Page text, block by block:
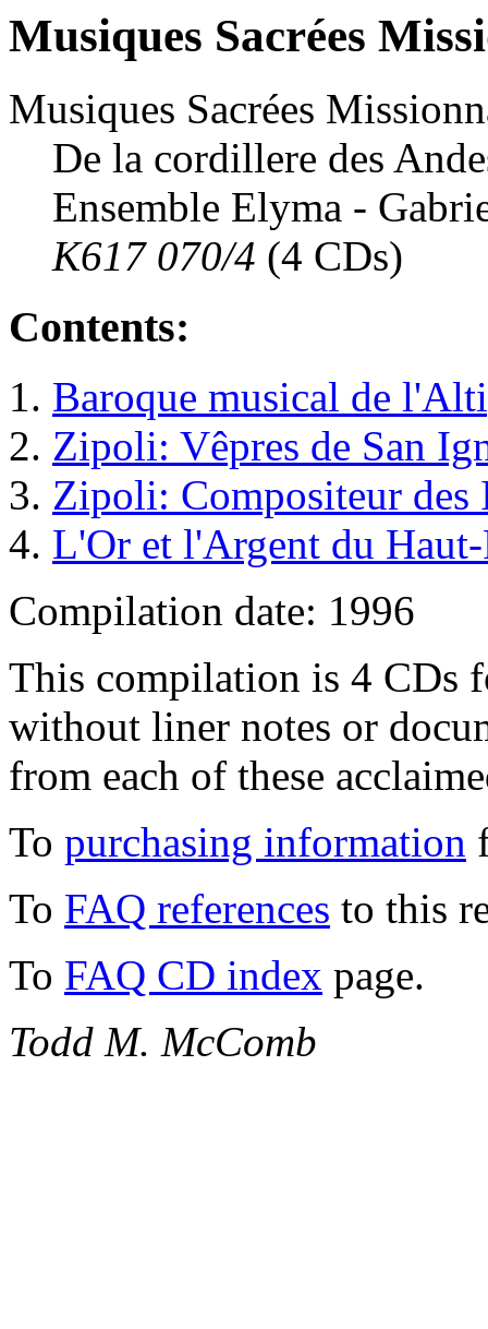
Musiques Sacrées
Musiques Sacrées
De la cordillere des
Ensemble Elyma -
K617 070/4 (4 CDs)
Contents:
Baroque musical de
Zipoli: Vêpres de San
Zipoli: Compositeur des
L'Or et l'Argent du
Compilation date: 1996
This compilation is 4 CDs
without liner notes or
from each of these
To purchasing information
To FAQ references to this
To FAQ CD index page.
Todd M. McComb